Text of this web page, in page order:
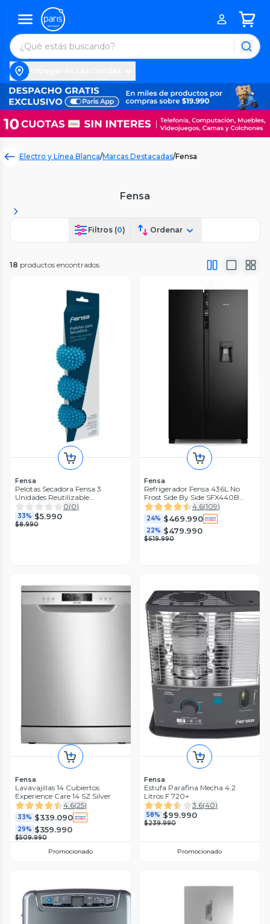
Electro y Línea Blanca/Marcas Destacadas/Fensa
Fensa
Filtros (0) Ordenar
18 productos encontrados
Fensa
Pelotas Secadora Fensa 3
Unidades Reutilizable
Preservación Tejidos
0(0)
33% $5.990
$8.990
Fensa
Refrigerador Fensa 436L No
Frost Side By Side SFX440B
Negro
4.6(109)
24% $469.990
22% $479.990
$619.990
Fensa
Lavavajillas 14 Cubiertos
Experience Care 14 SZ Silver
4.6(25)
33% $339.090
29% $359.990
$509.990
Promocionado
Fensa
Estufa Parafina Mecha 4.2
Litros F 720+
3.6(40)
58% $99.990
$239.990
Promocionado